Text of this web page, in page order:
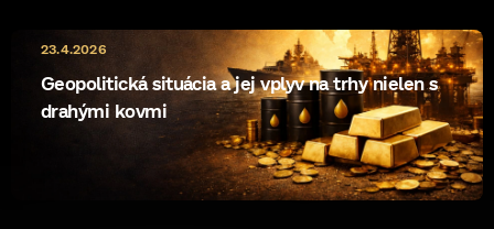
Geopolitická situácia a jej vplyv na trhy nielen s
drahými kovmi
23.4.2026